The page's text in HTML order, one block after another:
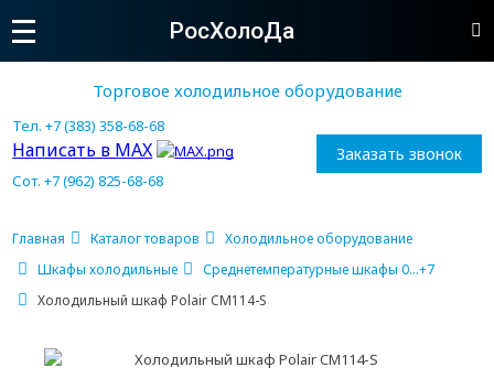
РосХолоДа
Торговое холодильное оборудование
Тел. +7 (383) 358-68-68
Написать в MAX
Сот. +7 (962) 825-68-68
Заказать звонок
Главная Каталог товаров
Холодильное оборудование
Шкафы холодильные
Среднетемпературные шкафы 0...+7
Холодильный шкаф Polair CM114-S